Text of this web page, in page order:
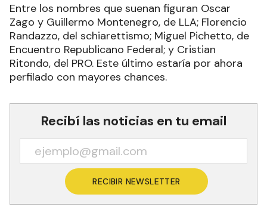
Entre los nombres que suenan figuran Oscar
Zago y Guillermo Montenegro, de LLA; Florencio
Randazzo, del schiarettismo; Miguel Pichetto, de
Encuentro Republicano Federal; y Cristian
Ritondo, del PRO. Este último estaría por ahora
perfilado con mayores chances.
Recibí las noticias en tu email
RECIBIR NEWSLETTER